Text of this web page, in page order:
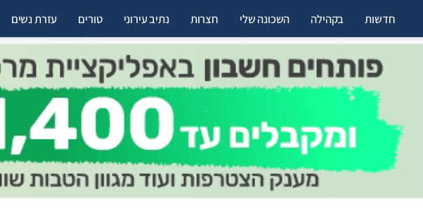
חדשות בקהילה השכונה שלי חצרות נתיב עירוני טורים עזרת נשים